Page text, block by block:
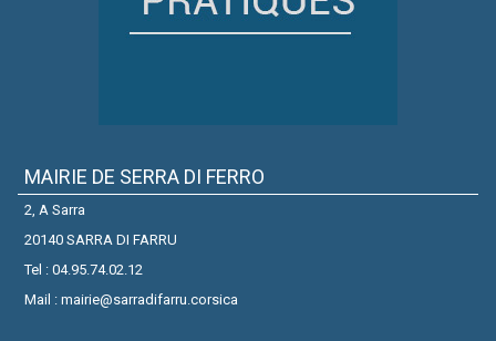
MAIRIE DE SERRA DI FERRO
2, A Sarra
20140 SARRA DI FARRU
Tel : 04.95.74.02.12
Mail : mairie@sarradifarru.corsica